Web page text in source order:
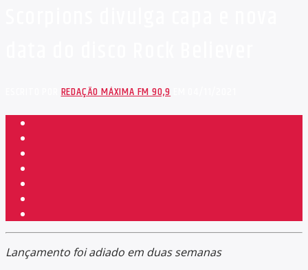
ESCRITO PORREDAÇÃO MÁXIMA FM 90,9EM 04/11/2021
Lançamento foi adiado em duas semanas